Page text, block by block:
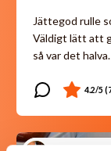
Jättegod rulle
Väldigt lätt att
så var det